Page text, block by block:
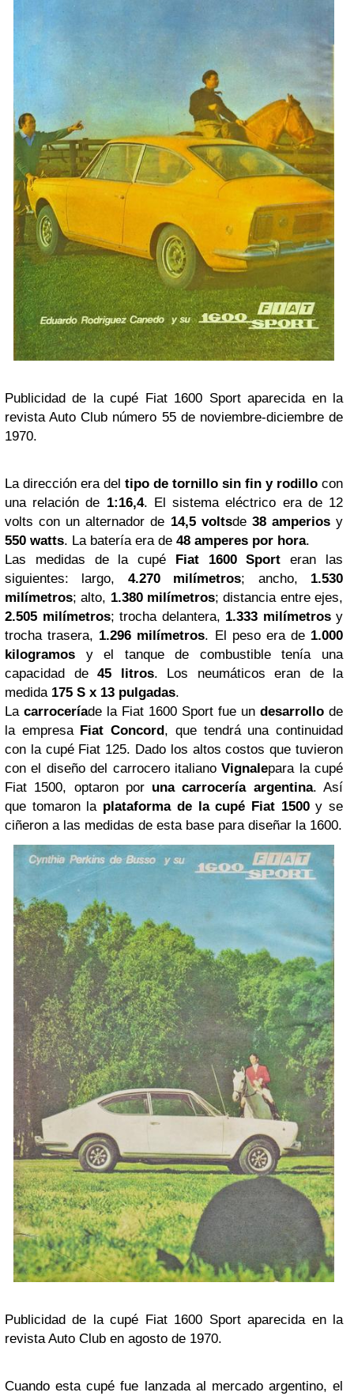
Publicidad de la cupé Fiat 1600 Sport aparecida en la
revista Auto Club número 55 de noviembre-diciembre de
1970.
La dirección era del tipo de tornillo sin fin y rodillo con
una relación de 1:16,4. El sistema eléctrico era de 12
volts con un alternador de 14,5 voltsde 38 amperiosy
550 watts. La batería era de 48 amperes por hora.
Las medidas de la cupé
Fiat 1600 Sport eran las
siguientes: largo, 4.270 milímetros; ancho, 1.530
milímetros; alto, 1.380 milímetros; distancia entre ejes,
2.505 milímetros; trocha delantera, 1.333 milímetrosy
trocha trasera, 1.296 milímetros. El peso era de 1.000
kilogramos y el tanque de combustible tenía una
capacidad de 45 litros. Los neumáticos eran de la
medida 175 S x 13 pulgadas.
La carroceríade la Fiat 1600 Sport fue un desarrollo de
la empresa Fiat Concord , que tendrá una continuidad
con la cupé Fiat 125. Dado los altos costos que tuvieron
con el diseño del carrocero italianoVignalepara la cupé
Fiat 1500, optaron por una carrocería argentina. Así
que tomaron la plataforma de la cupé Fiat 1500y se
ciñeron a las medidas de esta base para diseñar la 1600.
Publicidad de la cupé Fiat 1600 Sport aparecida en la
revista Auto Club en agosto de 1970.
Cuando esta cupé fue lanzada al mercado argentino, el